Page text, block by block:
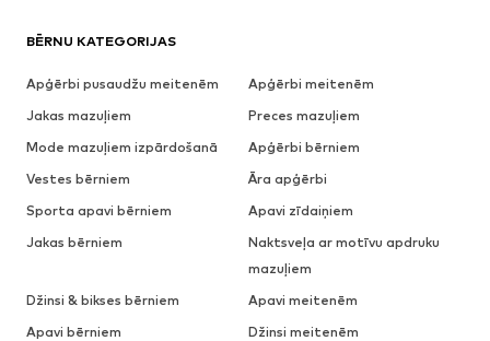
BĒRNU KATEGORIJAS
Apģērbi pusaudžu meitenēm
Apģērbi meitenēm
Jakas mazuļiem
Preces mazuļiem
Mode mazuļiem izpārdošanā
Apģērbi bērniem
Vestes bērniem
Āra apģērbi
Sporta apavi bērniem
Apavi zīdaiņiem
Jakas bērniem
Naktsveļa ar motīvu apdruku
mazuļiem
Džinsi & bikses bērniem
Apavi meitenēm
Apavi bērniem
Džinsi meitenēm